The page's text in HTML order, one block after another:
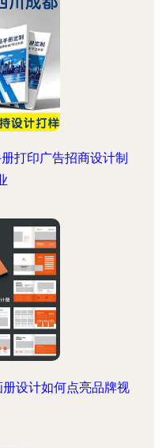
打印广告招商设计制
设计如何点亮品牌视